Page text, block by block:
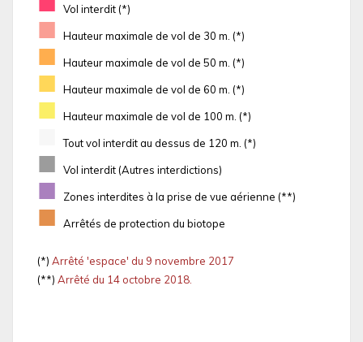
Vol interdit (*)
■ Hauteur maximale de vol de 30 m. (*)
■ Hauteur maximale de vol de 50 m. (*)
■ Hauteur maximale de vol de 60 m. (*)
■ Hauteur maximale de vol de 100 m. (*)
Tout vol interdit au dessus de 120 m. (*)
■ Vol interdit (Autres interdictions)
■ Zones interdites à la prise de vue aérienne (**)
■ Arrêtés de protection du biotope
(*) Arrêté 'espace' du 9 novembre 2017
(**) Arrêté du 14 octobre 2018.